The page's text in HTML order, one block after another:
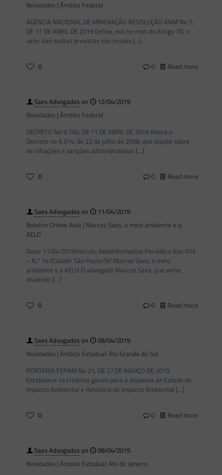
Novidades | Âmbito Federal
AGÊNCIA NACIONAL DE MINERAÇÃO RESOLUÇÃO ANM No 7,
DE 11 DE ABRIL DE 2019 Define, nos termos do Artigo 70, o
valor das multas previstas nos incisos […]
0 0 Read more
Saes Advogadoson
12/04/2019
Novidades | Âmbito Federal
DECRETO No 9.760, DE 11 DE ABRIL DE 2019 Altera o
Decreto no 6.514, de 22 de julho de 2008, que dispõe sobre
as infrações e sanções administrativas […]
0 0 Read more
Saes Advogadoson
11/04/2019
Boletim Online Aelo | Marcos Saes, o meio ambiente e a
AELO
Data: 11/04/2019Veículo: AeloInformativo Periódico Ano XVII
– N.º 741Cidade: São Paulo/SP Marcos Saes, o meio
ambiente e a AELO O advogado Marcos Saes, que vinha
dividindo […]
0 0 Read more
Saes Advogadoson
08/04/2019
Novidades | Âmbito Estadual: Rio Grande do Sul
PORTARIA FEPAM No 21, DE 27 DE MARÇO DE 2019
Estabelece os critérios gerais para a dispensa de Estudo de
Impacto Ambiental e Relatório de Impacto Ambiental […]
0 0 Read more
Saes Advogadoson
08/04/2019
Novidades | Âmbito Estadual: Rio de Janeiro